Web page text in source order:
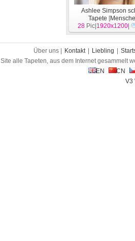
Ashlee Simpson
Tapete [
28 Pic| 1920x1200
Über uns | Kontakt Liebling
Site alle Tapeten, aus dem Internet gesammelt
EN
CN
V3